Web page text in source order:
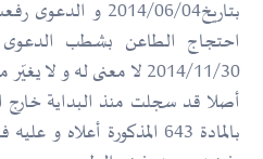
احتجاج الطاعن بشطب الدعوى
2014/11/30 لا معنى له و
أصلا قد سجلت منذ البداية خارج
بالمادة 643 المذكورة